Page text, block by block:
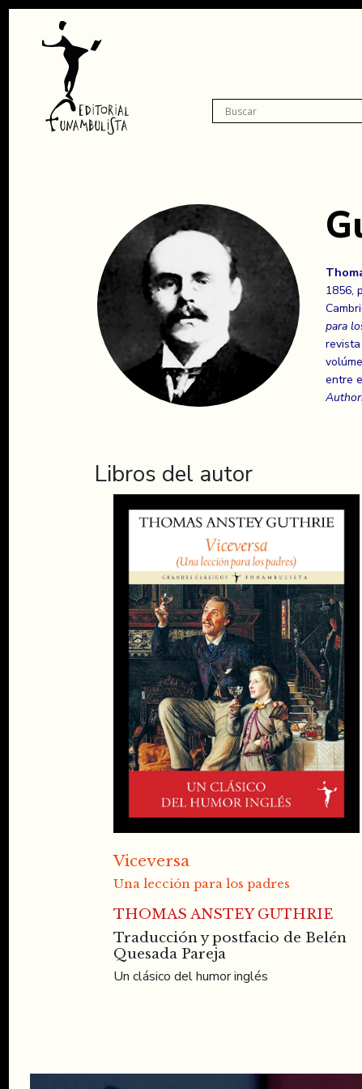
1856,
para
entre
Libros del autor
Viceversa
Una lección para los padres
THOMAS ANSTEY GUTHRIE
Traducción y postfacio de Belén
Quesada Pareja
Un clásico del humor inglés